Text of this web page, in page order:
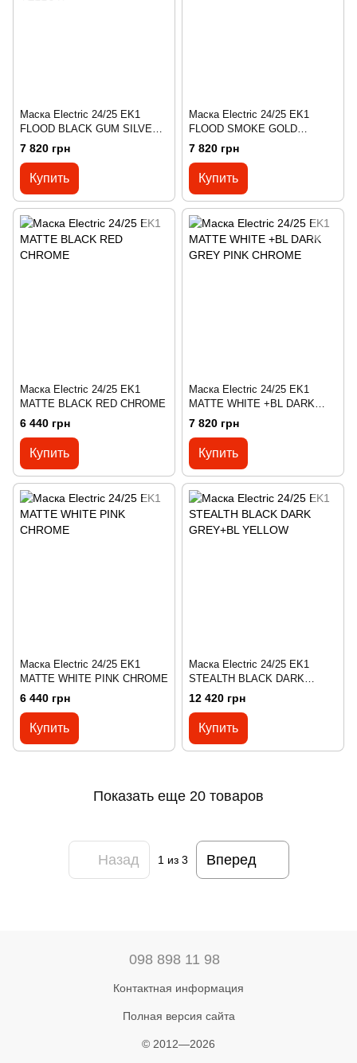
Маска Electric 24/25 EK1
FLOOD BLACK GUM SILVER
CHROME+BL YELLOW
7 820 грн
Купить
Маска Electric 24/25 EK1
FLOOD SMOKE GOLD
CHROME +BL YELLOW
7 820 грн
Купить
Маска Electric 24/25 EK1
MATTE BLACK RED CHROME
6 440 грн
Купить
Маска Electric 24/25 EK1
MATTE WHITE +BL DARK
GREY PINK CHROME
7 820 грн
Купить
Маска Electric 24/25 EK1
MATTE WHITE PINK CHROME
6 440 грн
Купить
Маска Electric 24/25 EK1
STEALTH BLACK DARK
GREY+BL YELLOW
12 420 грн
Купить
Показать еще 20 товаров
Назад 1из 3 Вперед
098 898 11 98
Контактная информация
Полная версия сайта
© 2012—2026